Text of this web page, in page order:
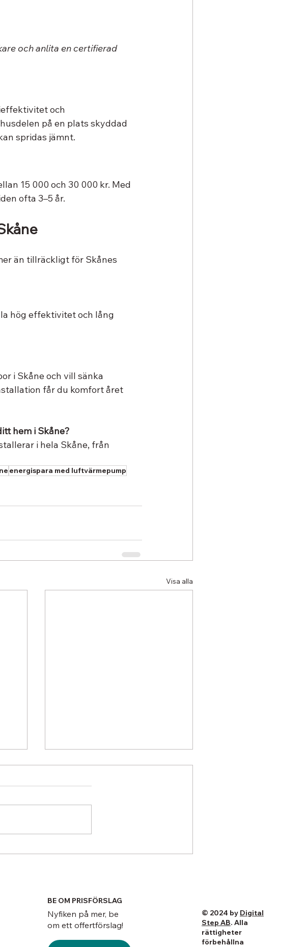
och anlita en certifierad
och
på en plats skyddad
spridas jämnt.
15 000 och 30 000 kr. Med
ofta 3–5 år.
än tillräckligt för Skånes
hög effektivitet och lång
i Skåne och vill sänka
får du komfort året
hem i Skåne?
i hela Skåne, från
energispara med luftvärmepump
Visa alla
BE OM PRISFÖRSLAG
Nyfiken på mer, be
om ett offertförslag!
© 2024 by Digital
Step AB. Alla
rättigheter
förbehållna